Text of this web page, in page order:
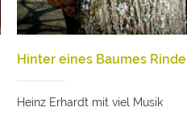
Hinter eines Baumes Rinde
Heinz Erhardt mit viel Musik